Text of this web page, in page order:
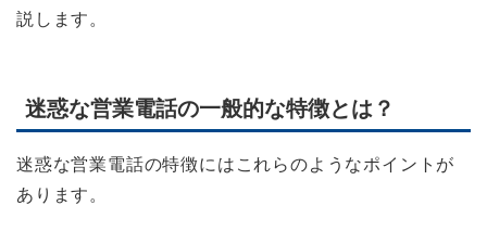
説します。
迷惑な営業電話の一般的な特徴とは？
迷惑な営業電話の特徴にはこれらのようなポイントが
あります。